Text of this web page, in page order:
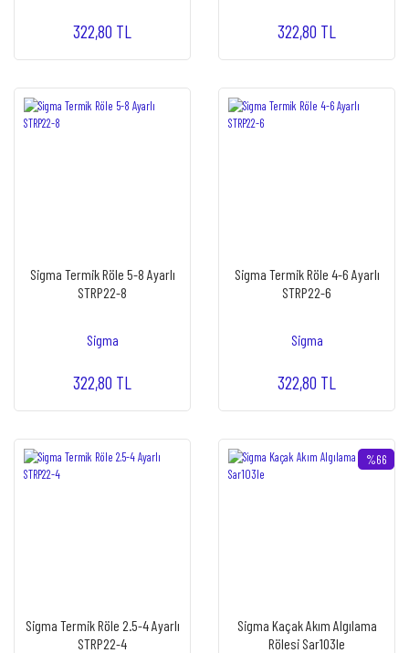
322,80 TL 322,80 TL
Sigma Termik Röle 5-8 Ayarlı
STRP22-8
Sigma
322,80 TL
Sigma Termik Röle 4-6 Ayarlı
STRP22-6
Sigma
322,80 TL
Sigma Termik Röle 2.5-4 Ayarlı
STRP22-4
%66
Sigma Kaçak Akım Algılama
Rölesi Sar103le